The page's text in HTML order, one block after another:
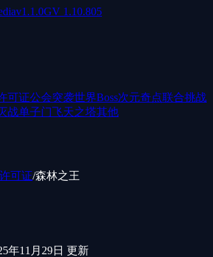
v1.1.0GV 1.10.805
可证公会突袭世界Boss次元奇点联合挑战
战单子门飞天之塔其他
可证/森林之王
年11月29日 更新